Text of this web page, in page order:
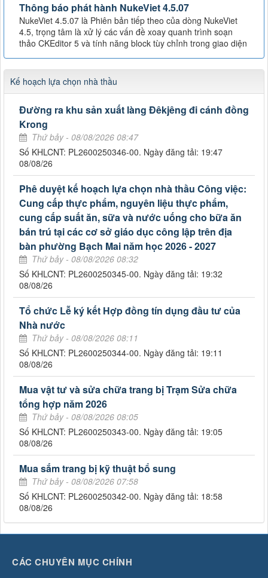
Thông báo phát hành NukeViet 4.5.07
NukeViet 4.5.07 là Phiên bản tiếp theo của dòng NukeViet
4.5, trọng tâm là xử lý các vấn đề xoay quanh trình soạn
thảo CKEditor 5 và tính năng block tùy chỉnh trong giao diện
Kế hoạch lựa chọn nhà thầu
Đường ra khu sản xuất làng Đêkjêng đi cánh đồng
Krong
Thứ bảy - 08/08/2026 08:47
Số KHLCNT: PL2600250346-00. Ngày đăng tải: 19:47
08/08/26
Phê duyệt kế hoạch lựa chọn nhà thầu Công việc:
Cung cấp thực phẩm, nguyên liệu thực phẩm,
cung cấp suất ăn, sữa và nước uống cho bữa ăn
bán trú tại các cơ sở giáo dục công lập trên địa
bàn phường Bạch Mai năm học 2026 - 2027
Thứ bảy - 08/08/2026 08:32
Số KHLCNT: PL2600250345-00. Ngày đăng tải: 19:32
08/08/26
Tổ chức Lễ ký kết Hợp đồng tín dụng đầu tư của
Nhà nước
Thứ bảy - 08/08/2026 08:11
Số KHLCNT: PL2600250344-00. Ngày đăng tải: 19:11
08/08/26
Mua vật tư và sửa chữa trang bị Trạm Sửa chữa
tổng hợp năm 2026
Thứ bảy - 08/08/2026 08:05
Số KHLCNT: PL2600250343-00. Ngày đăng tải: 19:05
08/08/26
Mua sắm trang bị kỹ thuật bổ sung
Thứ bảy - 08/08/2026 07:58
Số KHLCNT: PL2600250342-00. Ngày đăng tải: 18:58
08/08/26
CÁC CHUYÊN MỤC CHÍNH